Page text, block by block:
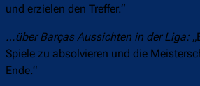
und erzielen den Treffer.“
…über Barças Aussichten in der Liga:
Spiele zu absolvieren und die
Ende.“